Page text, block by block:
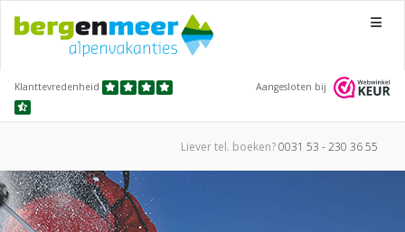
Menu
Klanttevredenheid Aangesloten bij
Liever tel. boeken?0031 53 - 230 36 55